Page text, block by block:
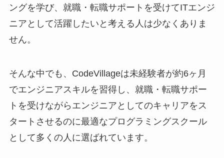
ングを学び、就職・転職サポートを受けてITエンジ
ニアとして活躍したいと考える人は少なくありま
せん。
そんな中でも、CodeVillageは未経験者が約6ヶ月
でエンジニアスキルを習得し、就職・転職サポー
トを受けながらエンジニアとしてのキャリアをス
タートさせるのに最適なプログラミングスクール
として多くの人に選ばれています。